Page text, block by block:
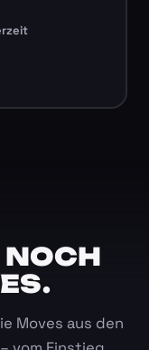
Moves aus den